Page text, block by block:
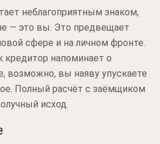
неблагоприятным знаком,
— это вы. Это предвещает
сфере и на личном фронте.
кредитор напоминает о
возможно, вы наяву упускаете
Полный расчёт с заёмщиком
исход.